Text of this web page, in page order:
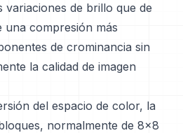
variaciones de brillo que de
compresión más
de crominancia sin
la calidad de imagen
del espacio de color, la
normalmente de 8x8